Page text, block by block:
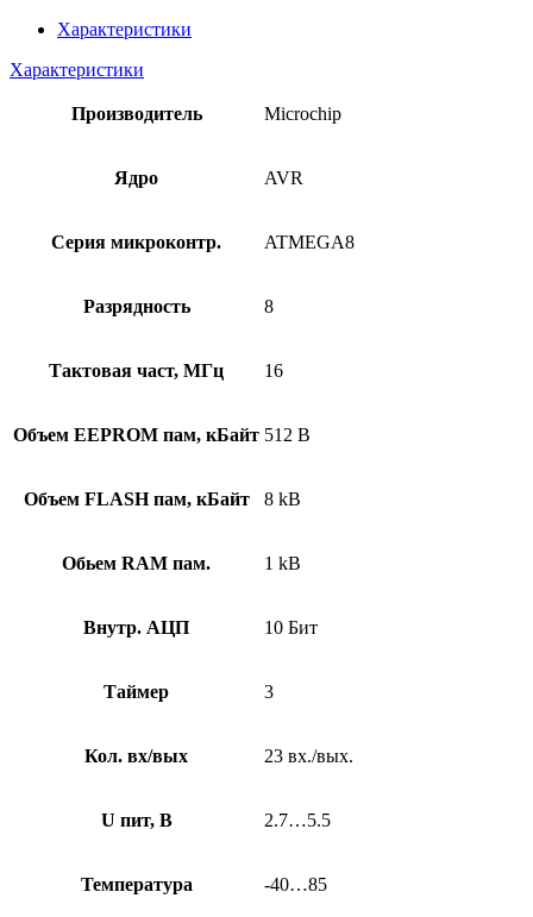
Характеристики
Характеристики
Производитель Microchip
Ядро AVR
Серия микроконтр. ATMEGA8
Разрядность 8
Тактовая част, МГц 16
Объем EEPROM пам, кБайт 512 B
Объем FLASH пам, кБайт 8 kB
Обьем RAM пам. 1 kB
Внутр. АЦП 10 Бит
Таймер 3
Кол. вх/вых 23 вх./вых.
U пит, В 2.7…5.5
Температура -40…85